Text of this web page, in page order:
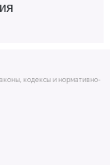
кодексы и нормативно-